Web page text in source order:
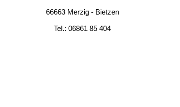
66663 Merzig - Bietzen
Tel.: 06861 85 404